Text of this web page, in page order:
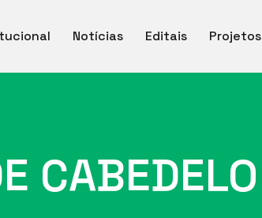
Notícias Editais Projetos
CABEDELO